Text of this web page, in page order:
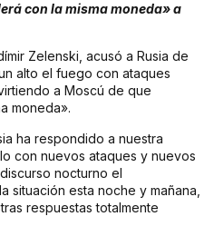
con la misma moneda» a
Zelenski, acusó a Rusia de
alto el fuego con ataques
a Moscú de que
moneda».
ha respondido a nuestra
con nuevos ataques y nuevos
nocturno el
situación esta noche y mañana,
respuestas totalmente